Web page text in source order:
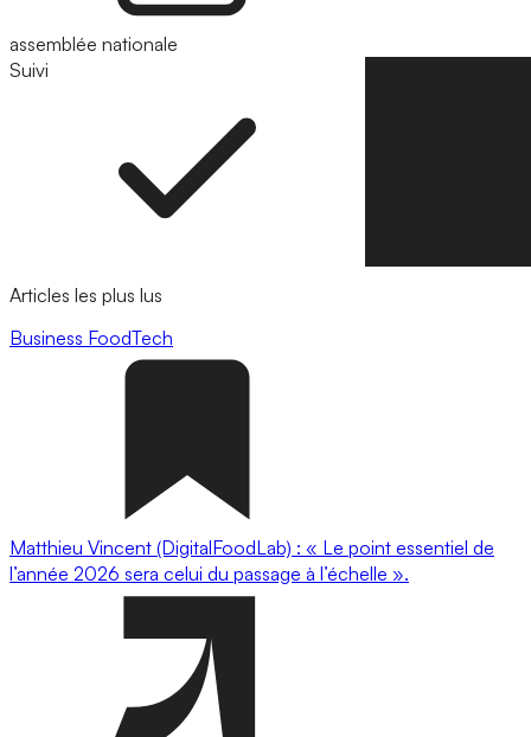
assemblée nationale
Suivi
Articles les plus lus
Business FoodTech
Matthieu Vincent (DigitalFoodLab) : « Le point essentiel de
l’année 2026 sera celui du passage à l’échelle ».